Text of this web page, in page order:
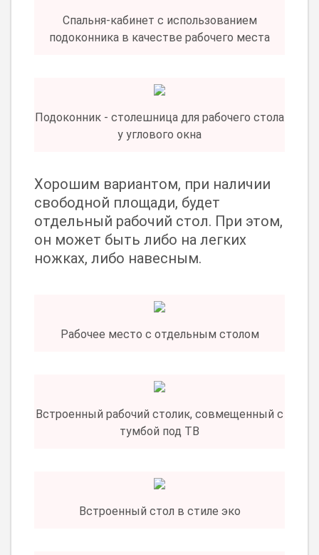
Спальня-кабинет с использованием
подоконника в качестве рабочего места
Подоконник - столешница для рабочего стола
у углового окна
Хорошим вариантом, при наличии
свободной площади, будет
отдельный рабочий стол. При этом,
он может быть либо на легких
ножках, либо навесным.
Рабочее место с отдельным столом
Встроенный рабочий столик, совмещенный с
тумбой под ТВ
Встроенный стол в стиле эко